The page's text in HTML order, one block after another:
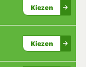
Kiezen
Kiezen